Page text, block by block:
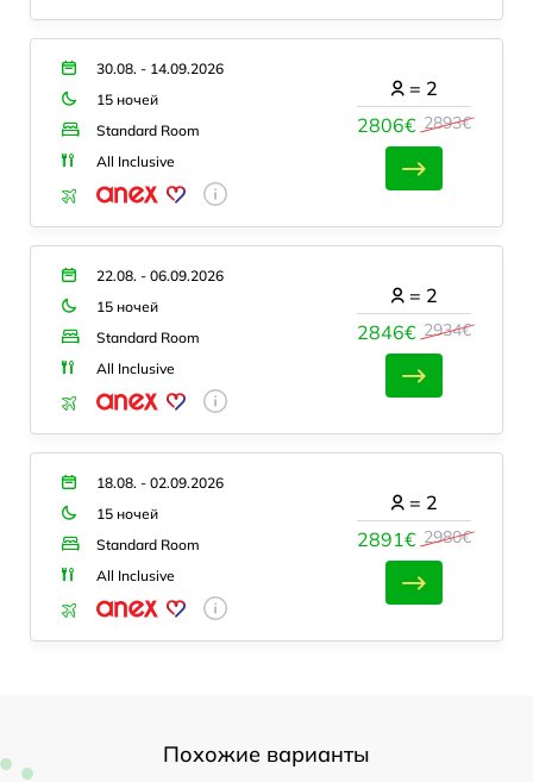
30.08. - 14.09.2026
15 ночей
Standard Room
All Inclusive
2806€ 2893€
= 2
22.08. - 06.09.2026
15 ночей
Standard Room
All Inclusive
2846€ 2934€
= 2
18.08. - 02.09.2026
15 ночей
Standard Room
All Inclusive
2891€ 2980€
= 2
Похожие варианты